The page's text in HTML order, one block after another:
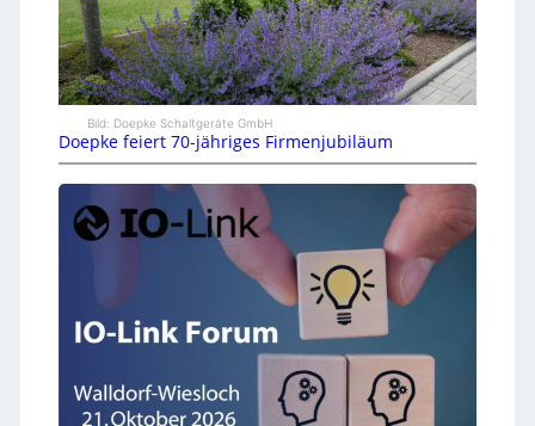
Bild: Doepke Schaltgeräte GmbH
Doepke feiert 70-jähriges Firmenjubiläum